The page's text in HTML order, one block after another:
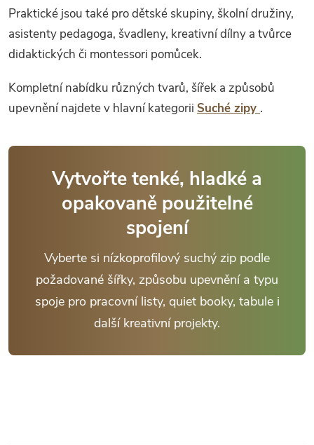
Praktické jsou také pro dětské skupiny, školní družiny,
asistenty pedagoga, švadleny, kreativní dílny a tvůrce
didaktických či montessori pomůcek.
Kompletní nabídku různých tvarů, šířek a způsobů
upevnění najdete v hlavní kategorii Suché zipy .
Vytvořte tenké, hladké a
opakovaně použitelné
spojení
Vyberte si nízkoprofilový suchý zip podle
požadované šířky, způsobu upevnění a typu
spoje pro pracovní listy, quiet booky, tabule i
další kreativní projekty.